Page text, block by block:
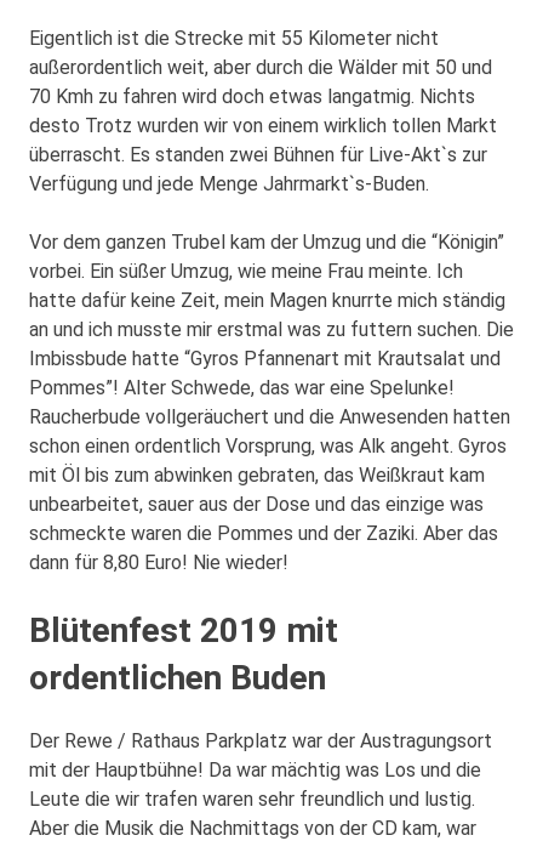
Eigentlich ist die Strecke mit 55 Kilometer nicht
außerordentlich weit, aber durch die Wälder mit 50 und
70 Kmh zu fahren wird doch etwas langatmig. Nichts
desto Trotz wurden wir von einem wirklich tollen Markt
überrascht. Es standen zwei Bühnen für Live-Akt`s zur
Verfügung und jede Menge Jahrmarkt`s-Buden.
Vor dem ganzen Trubel kam der Umzug und die “Königin”
vorbei. Ein süßer Umzug, wie meine Frau meinte. Ich
hatte dafür keine Zeit, mein Magen knurrte mich ständig
an und ich musste mir erstmal was zu futtern suchen. Die
Imbissbude hatte “Gyros Pfannenart mit Krautsalat und
Pommes”! Alter Schwede, das war eine Spelunke!
Raucherbude vollgeräuchert und die Anwesenden hatten
schon einen ordentlich Vorsprung, was Alk angeht. Gyros
mit Öl bis zum abwinken gebraten, das Weißkraut kam
unbearbeitet, sauer aus der Dose und das einzige was
schmeckte waren die Pommes und der Zaziki. Aber das
dann für 8,80 Euro! Nie wieder!
Blütenfest 2019 mit
ordentlichen Buden
Der Rewe / Rathaus Parkplatz war der Austragungsort
mit der Hauptbühne! Da war mächtig was Los und die
Leute die wir trafen waren sehr freundlich und lustig.
Aber die Musik die Nachmittags von der CD kam, war